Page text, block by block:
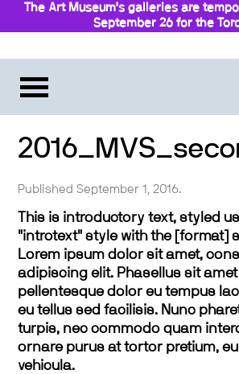
The Art Museum’s galleries are
September 26 for the
Published September 1, 2016.
This is introductory text, styled
"introtext" style with the [format]
Lorem ipsum dolor sit amet,
adipiscing elit. Phasellus sit amet
pellentesque dolor eu tempus
eu tellus sed facilisis. Nunc
turpis, nec commodo quam
ornare purus at tortor pretium,
vehicula.